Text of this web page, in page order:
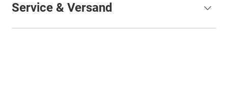
Service & Versand